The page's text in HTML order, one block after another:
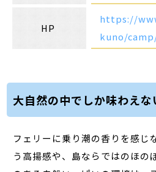
HP
https://
kuno/
大自然の中でしか味わえ
フェリーに乗り潮の香りを感じ
う高揚感や、島ならではのほの